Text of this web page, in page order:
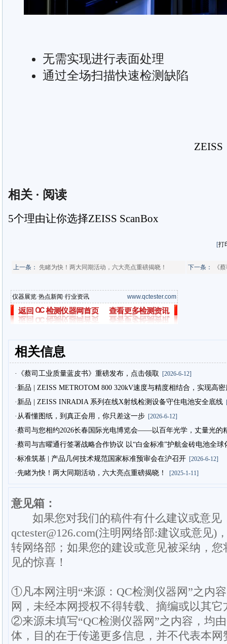
无需实现进行表面处理
通过全场扫描快速检测缺陷
相关· 阅读
5个理由让你选择ZEISS ScanBox
[打
上一条： 先睹为快！两大同期活动，六大亮点重磅揭晓！ 下一条： 《
仪器展览·热点新闻·行业资讯 www.qctester.com
相关信息
·《蔡司工业质量蓝皮书》重磅发布，点击领取 [2026-6-12]
·新品 | ZEISS METROTOM 800 320kV速度与精度相结合，实现高
·新品 | ZEISS INRADIA 系列在线X射线检测设备守住电池安全底线
·从看懂图纸，到真正会用，你只差这一步[2026-6-12]
·蔡司与您相约2026长春国际光电博览会——以百年光学，丈量光的
·蔡司与吉曜通行签署战略合作协议 以“白金标准”护航金砖电池全球
·标准筑基 | 产品几何技术规范国家标准预审会在沪召开[2026-6-12]
·先睹为快！两大同期活动，六大亮点重磅揭晓！ [2025-1-11]
意见箱：
如果您对我们的稿件有什么建议或意见
qctester@126.com(注明网络部:建议或意见)
转网络部；如果您的建设或意见被采纳，
见的惊喜！
①凡本网注明“来源：QC检测仪器网”之内
网，未经本网授权不得转载、摘编或以其它
②来源未填写“QC检测仪器网”之内容，均
体，目的在于传递更多信息，并不代表本